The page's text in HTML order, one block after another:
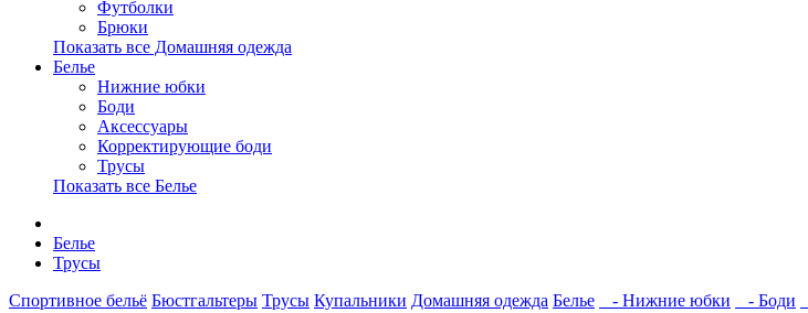
Футболки
Брюки
Показать все Домашняя одежда
Белье
Нижние юбки
Боди
Аксессуары
Корректирующие боди
Трусы
Показать все Белье
Белье
Трусы
Спортивное бельё Бюстгальтеры Трусы Купальники Домашняя одежда Белье - Нижние юбки - Боди